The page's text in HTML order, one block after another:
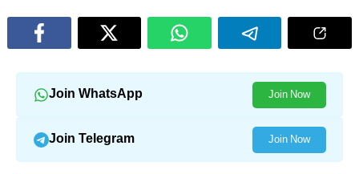
Join WhatsApp Join Now
Join Telegram Join Now